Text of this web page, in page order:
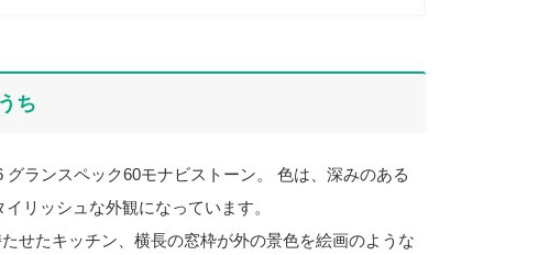
ち
ランスペック60モナビストーン。 色は、深みのある
リッシュな外観になっています。
せたキッチン、横長の窓枠が外の景色を絵画のような